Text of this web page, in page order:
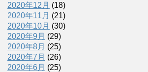
2020年12月 (18)
2020年11月 (21)
2020年10月 (30)
2020年9月 (29)
2020年8月 (25)
2020年7月 (26)
2020年6月 (25)